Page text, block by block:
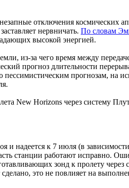
отключения космических
нервничать. По словам
высокой энергией.
из-за чего время между
прогноз длительности
пессимистическим прогнозам, на
New Horizons через систему
и надеется к 7 июля (в
станции работают исправно.
зонд к пролету
это не повлияет на